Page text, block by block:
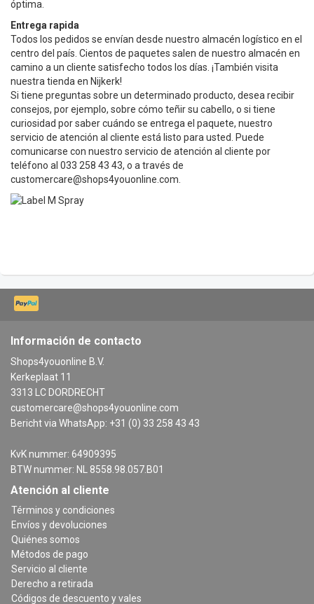
óptima.
Entrega rapida
Todos los pedidos se envían desde nuestro almacén logístico en el
centro del país. Cientos de paquetes salen de nuestro almacén en
camino a un cliente satisfecho todos los días. ¡También visita
nuestra tienda en Nijkerk!
Si tiene preguntas sobre un determinado producto, desea recibir
consejos, por ejemplo, sobre cómo teñir su cabello, o si tiene
curiosidad por saber cuándo se entrega el paquete, nuestro
servicio de atención al cliente está listo para usted. Puede
comunicarse con nuestro servicio de atención al cliente por
teléfono al 033 258 43 43, o a través de
customercare@shops4youonline.com
Información de contacto
Shops4youonline B.V.
Kerkeplaat 11
3313 LC DORDRECHT
customercare@shops4youonline.com
Bericht via WhatsApp: +31 (0) 33 258 43 43
KvK nummer: 64909395
BTW nummer: NL 8558.98.057.B01
Atención al cliente
Términos y condiciones
Envíos y devoluciones
Quiénes somos
Métodos de pago
Servicio al cliente
Derecho a retirada
Códigos de descuento y vales